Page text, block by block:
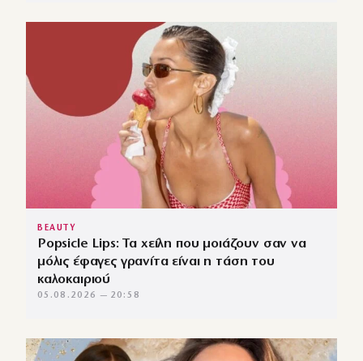
BEAUTY
Popsicle Lips: Τα χείλη που μοιάζουν σαν να
μόλις έφαγες γρανίτα είναι η τάση του
καλοκαιριού
05.08.2026 — 20:58